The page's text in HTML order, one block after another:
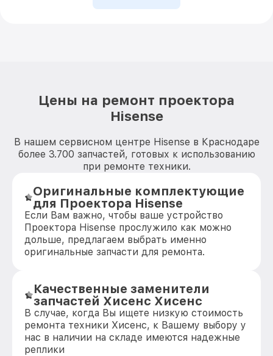
Цены на ремонт проектора
Hisense
В нашем сервисном центре Hisense в Краснодаре
более 3.700 запчастей, готовых к использованию
при ремонте техники.
Оригинальные комплектующие
для Проектора Hisense
Если Вам важно, чтобы ваше устройство
Проектора Hisense прослужило как можно
дольше, предлагаем выбрать именно
оригинальные запчасти для ремонта.
Качественные заменители
запчастей Хисенс Хисенс
В случае, когда Вы ищете низкую стоимость
ремонта техники Хисенс, к Вашему выбору у
нас в наличии на складе имеются надежные
реплики